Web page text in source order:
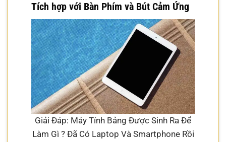
Tích hợp với Bàn Phím và Bút Cảm Ứng
Giải Đáp: Máy Tính Bảng Được Sinh Ra Để
Làm Gì ? Đã Có Laptop Và Smartphone Rồi